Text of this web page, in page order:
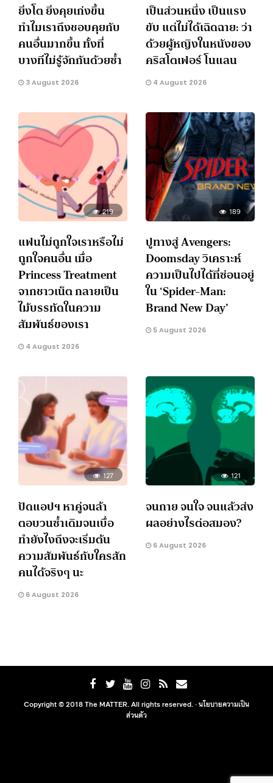
ยิ่งโต ยิ่งคุยเก่งขึ้น
ทำไมเราถึงชอบคุยกับ
คนอื่นมากขึ้น ทั้งที่
บางทีไม่รู้จักกันด้วยซ้ำ
3 August 2026
เป็นส่วนหนึ่ง เป็นแรง
ขับ แต่ไม่ได้เฉิดฉาย: ว่า
ด้วยผู้หญิงในหนังของ
คริสโตเฟอร์ โนแลน
4 August 2026
219
แฟนไม่ถูกใจเราหรือไม่
ถูกใจคนอื่น เมื่อ
Princess Treatment
จากชาวเน็ต กลายเป็น
ไม้บรรทัดในความ
สัมพันธ์ของเรา
4 August 2026
189
ปูทางสู่ Avengers:
Doomsday วิเคราะห์
ความเป็นไปได้ที่ซ่อนอยู่
ใน ‘Spider-Man:
Brand New Day’
5 August 2026
127
ปัดแอปฯ หาคู่จนล้า
ตอบวนซ้ำเดิมจนเบื่อ
ทำยังไงถึงจะเริ่มต้น
ความสัมพันธ์กับใครสัก
คนได้จริงๆ นะ
6 August 2026
121
จนกาย จนใจ จนแล้วส่ง
ผลอย่างไรต่อสมอง?
6 August 2026
Copyright © 2018 The MATTER. All rights reserved. ·นโยบายความเป็น
ส่วนตัว